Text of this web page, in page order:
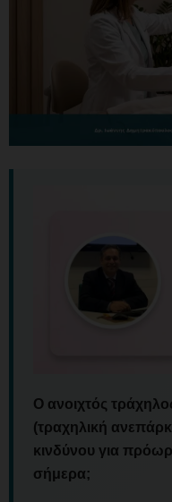
Ο ανοιχτός
(τραχηλική
κινδύνου για
σήμερα;